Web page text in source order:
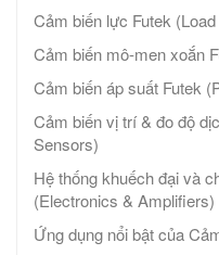
Cảm biến lực Futek
Cảm biến mô-men xoắn
Cảm biến áp suất Futek
Cảm biến vị trí & đo độ
Sensors)
Hệ thống khuếch đại và
(Electronics & Amplifiers)
Ứng dụng nổi bật của